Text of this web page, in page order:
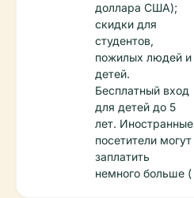
доллара США);
скидки для
студентов,
пожилых людей и
детей.
Бесплатный вход
для детей до 5
лет. Иностранные
посетители могут
заплатить
немного больше (